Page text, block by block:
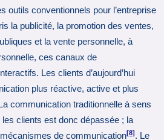
outils conventionnels pour l’entreprise
la publicité, la promotion des ventes,
et la vente personnelle, à
ces canaux de
Les clients d’aujourd’hui
plus réactive, active et plus
communication traditionnelle à sens
clients est donc dépassée ; la
de communication[8]. Le